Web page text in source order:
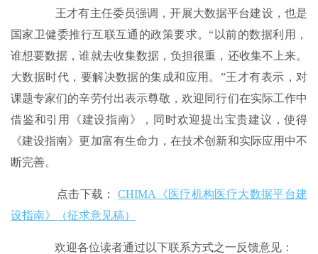
王才有主任委员强调，开展大数据平台建设，也是
国家卫健委推行互联互通的政策要求。“以前的数据利用，
谁想要数据，谁就去收集数据，负担很重，还收集不上来。
大数据时代，要解决数据的集成和应用。”王才有表示，对
课题专家们的辛劳付出表示尊敬，欢迎同行们在实际工作中
借鉴和引用《建设指南》，同时欢迎提出宝贵建议，使得
《建设指南》更加富有生命力，在技术创新和实际应用中不
断完善。
点击下载：CHIMA《医疗机构医疗大数据平台建
设指南》（征求意见稿）
欢迎各位读者通过以下联系方式之一反馈意见：